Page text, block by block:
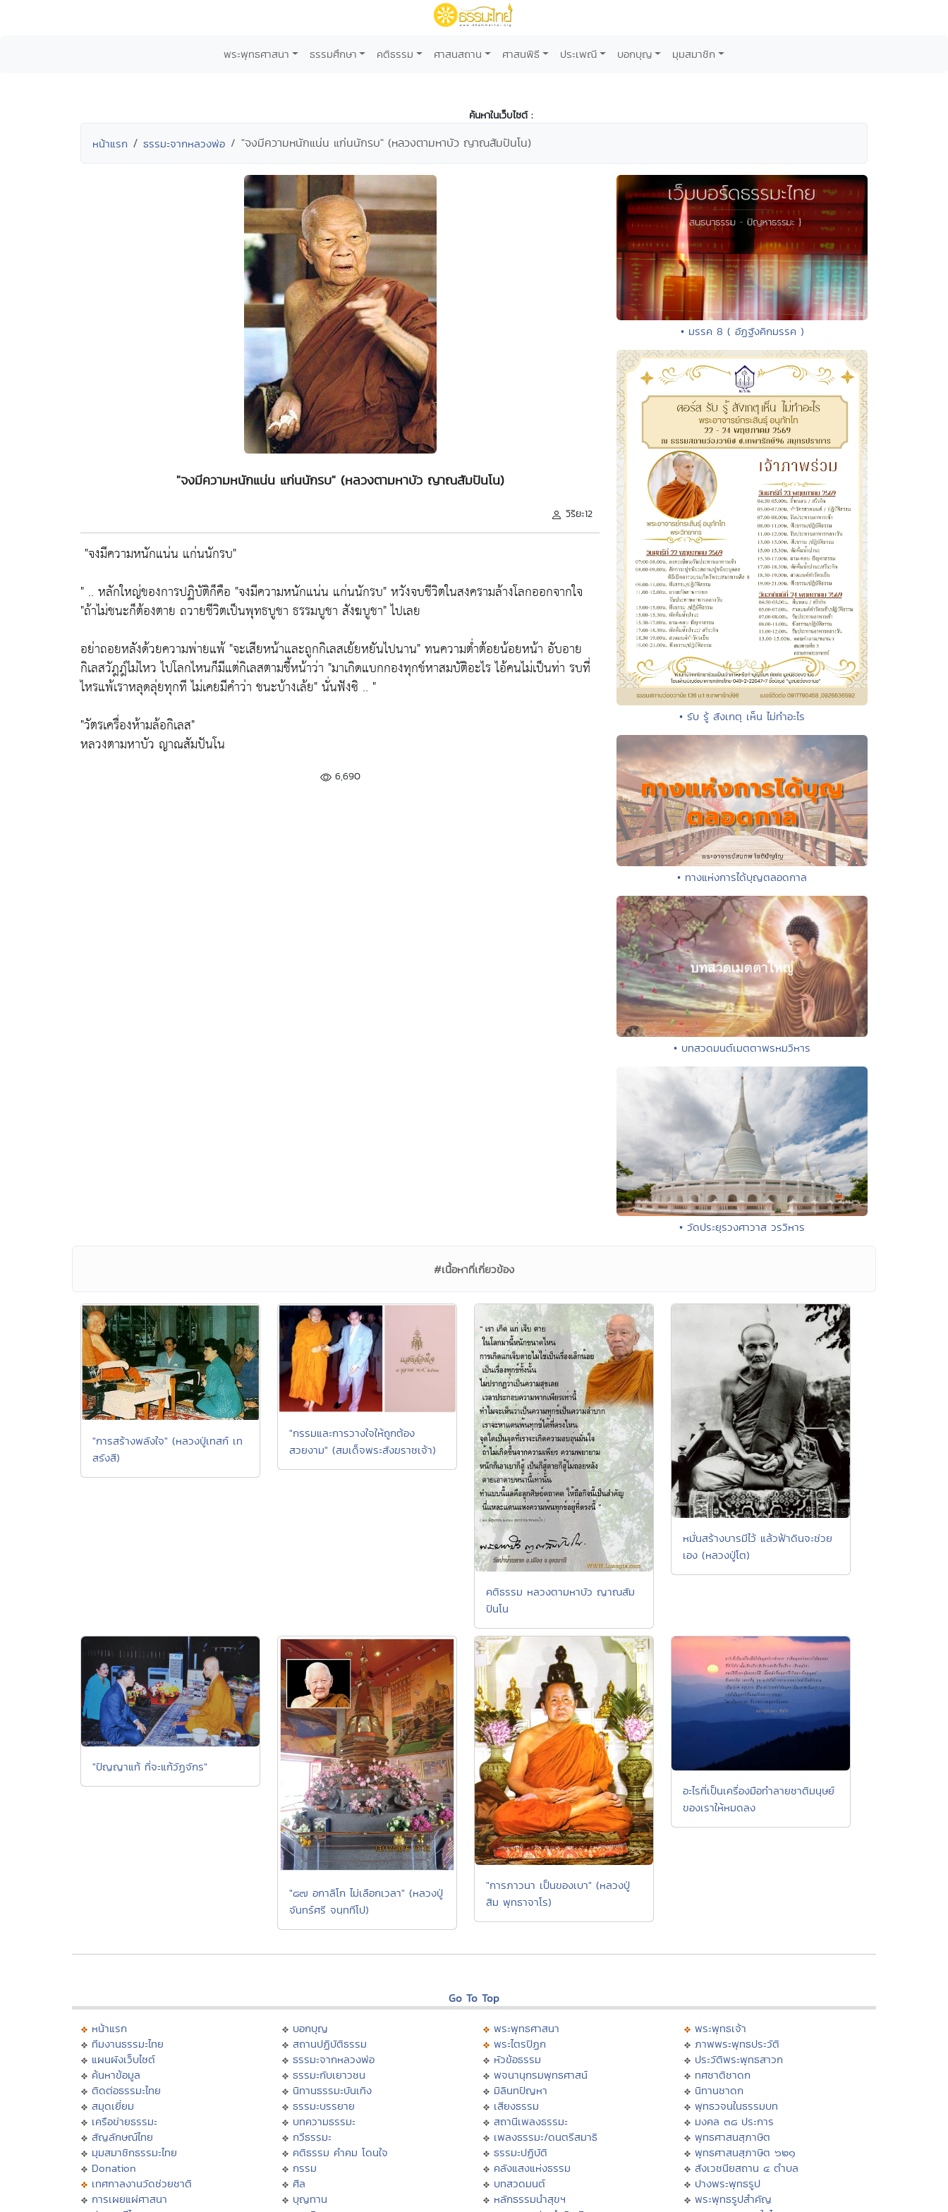
พระพุทธศาสนา ธรรมศึกษา คติธรรม ศาสนสถาน ศาสนพิธี ประเพณี บอกบุญ มุมสมาชิก
ค้นหาในเว็บไซต์ :
หน้าแรก ธรรมะจากหลวงพ่อ "จงมีความหนักแน่น แก่นนักรบ" (หลวงตามหาบัว ญาณสัมปันโน)
"จงมีความหนักแน่น แก่นนักรบ" (หลวงตามหาบัว ญาณสัมปันโน)
วิริยะ12
"จงมีความหนักแน่น แก่นนักรบ"
" .. หลักใหญ่ของการปฏิบัติก็คือ "จงมีความหนักแน่น แก่นนักรบ"หวังจบชีวิตในสงครามล้างโลกออกจากใจ
"ถ้าไม่ชนะก็ต้องตาย ถวายชีวิตเป็นพุทธบูชา ธรรมบูชา สังฆบูชา"ไปเลย
อย่าถอยหลังด้วยความพ่ายแพ้"จะเสียหน้าและถูกกิเลสเย้ยหยันไปนาน"ทนความต่ำต้อยน้อยหน้า อับอาย
กิเลสวัฎฎ์ไม่ไหว ไปโลกไหนก็มีแต่กิเลสตามชี้หน้าว่า "มาเกิดแบกกองทุกข์หาสมบัติอะไร ไอ้คนไม่เป็นท่า รบที่
ไหรแพ้เราหลุดลุ่ยทุกที ไม่เคยมีคำว่า ชนะบ้างเล้ย"นั่นฟังซิ .. "
"วัตรเครื่องห้ามล้อกิเลส"
หลวงตามหาบัว ญาณสัมปันโน
6,690
• มรรค 8 ( อัฏฐังคิกมรรค )
• รับ รู้ สังเกตุ เห็น ไม่ทำอะไร
• ทางแห่งการได้บุญตลอดกาล
• บทสวดมนต์เมตตาพรหมวิหาร
• วัดประยุรวงศาวาส วรวิหาร
#เนื้อหาที่เกี่ยวข้อง
"การสร้างพลังใจ" (หลวงปู่เทสก์ เท
สรังสี)
"กรรมและการวางใจให้ถูกต้อง
สวยงาม" (สมเด็จพระสังฆราชเจ้า)
คติธรรม หลวงตามหาบัว ญาณสัม
ปันโน
หมั่นสร้างบารมีไว้ แล้วฟ้าดินจะช่วย
เอง (หลวงปู่โต)
"ปัญญาแท้ ที่จะแก้วัฏจักร"
"๘๗ อกาลิโก ไม่เลือกเวลา" (หลวงปู่
จันทร์ศรี จนฺททีโป)
"การภาวนา เป็นของเบา" (หลวงปู่
สิม พุทธาจาโร)
อะไรที่เป็นเครื่องมือทำลายชาติมนุษย์
ของเราให้หมดลง
Go To Top
หน้าแรก
ทีมงานธรรมะไทย
แผนผังเว็บไซต์
ค้นหาข้อมูล
ติดต่อธรรมะไทย
สมุดเยี่ยม
เครือข่ายธรรมะ
สัญลักษณ์ไทย
มุมสมาชิกธรรมะไทย
Donation
เทศกาลงานวัดช่วยชาติ
การเผยแผ่ศาสนา
บอกบุญ
สถานปฏิบัติธรรม
ธรรมะจากหลวงพ่อ
ธรรมะกับเยาวชน
นิทานธรรมะบันเทิง
ธรรมะบรรยาย
บทความธรรมะ
กวีธรรมะ
คติธรรม คำคม โดนใจ
กรรม
ศีล
บุญทาน
พระพุทธศาสนา
พระไตรปิฏก
หัวข้อธรรม
พจนานุกรมพุทธศาสน์
มิลินทปัญหา
เสียงธรรม
สถานีเพลงธรรมะ
เพลงธรรมะ/ดนตรีสมาธิ
ธรรมะปฏิบัติ
คลังแสงแห่งธรรม
บทสวดมนต์
หลักธรรมนำสุขฯ
พระพุทธเจ้า
ภาพพระพุทธประวัติ
ประวัติพระพุทธสาวก
ทศชาติชาดก
นิทานชาดก
พุทธวจนในธรรมบท
มงคล ๓๘ ประการ
พุทธศาสนสุภาษิต
พุทธศาสนสุภาษิต ๖๒๑
สังเวชนียสถาน ๔ ตำบล
ปางพระพุทธรูป
พระพุทธรูปสำคัญ